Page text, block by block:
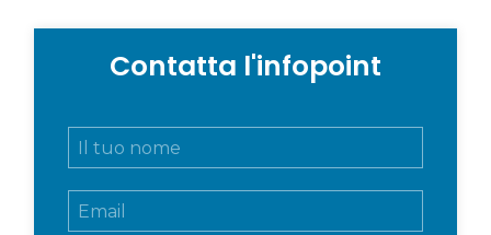
Contatta l'infopoint
N
E
m